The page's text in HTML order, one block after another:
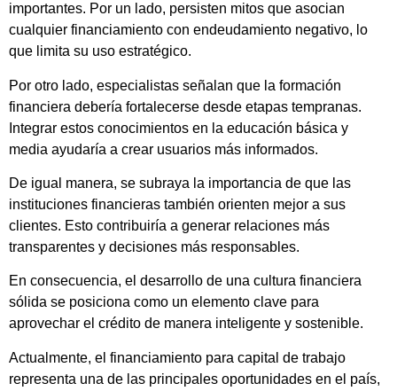
importantes. Por un lado, persisten mitos que asocian
cualquier financiamiento con endeudamiento negativo, lo
que limita su uso estratégico.
Por otro lado, especialistas señalan que la formación
financiera debería fortalecerse desde etapas tempranas.
Integrar estos conocimientos en la educación básica y
media ayudaría a crear usuarios más informados.
De igual manera, se subraya la importancia de que las
instituciones financieras también orienten mejor a sus
clientes. Esto contribuiría a generar relaciones más
transparentes y decisiones más responsables.
En consecuencia, el desarrollo de una cultura financiera
sólida se posiciona como un elemento clave para
aprovechar el crédito de manera inteligente y sostenible.
Actualmente, el financiamiento para capital de trabajo
representa una de las principales oportunidades en el país,